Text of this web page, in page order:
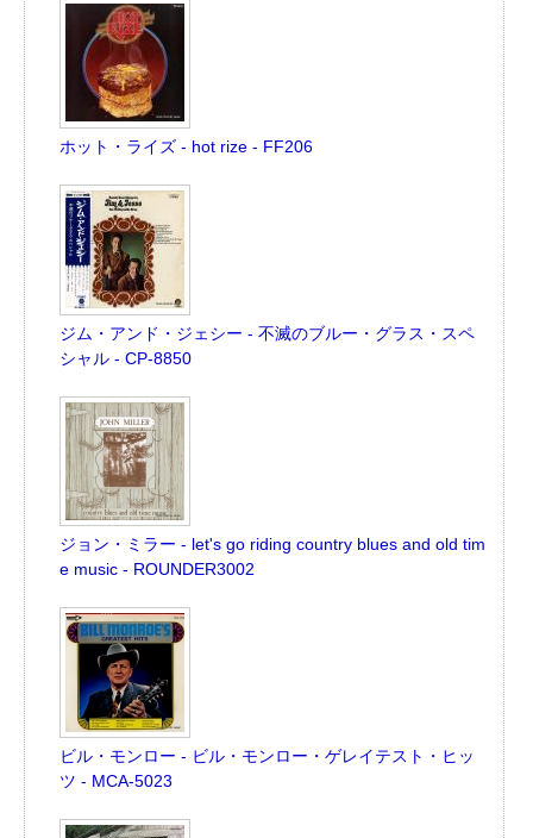
ホット・ライズ - hot rize - FF206
ジム・アンド・ジェシー - 不滅のブルー・グラス・スペ
シャル - CP-8850
ジョン・ミラー - let's go riding country blues and old tim
e music - ROUNDER3002
ビル・モンロー - ビル・モンロー・ゲレイテスト・ヒッ
ツ - MCA-5023